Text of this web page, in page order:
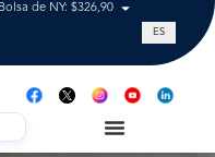
Bolsa de NY: $326,90 Tasa de
ES